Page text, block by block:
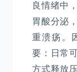
良情绪中
胃酸分泌
重溃疡。
要：日常
方式释放